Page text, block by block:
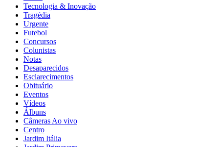
Tecnologia & Inovação
Tragédia
Urgente
Futebol
Concursos
Colunistas
Notas
Desaparecidos
Esclarecimentos
Obituário
Eventos
Vídeos
Álbuns
Câmeras Ao vivo
Centro
Jardim Itália